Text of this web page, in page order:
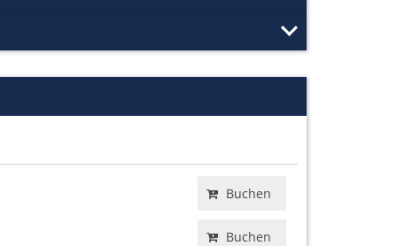
Buchen
Buchen